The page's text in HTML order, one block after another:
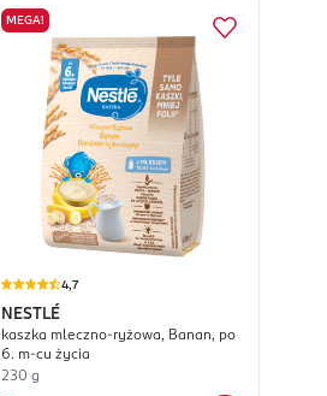
MEGA!
4,7
NESTLÉ
kaszka mleczno-ryżowa, Banan, po
6. m-cu życia
230 g